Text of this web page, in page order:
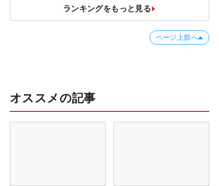
ランキングをもっと見る
ページ上部へ
オススメの記事